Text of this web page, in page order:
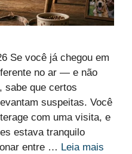
Se você já chegou em
no ar — e não
sabe que certos
suspeitas. Você
com uma visita, e
estava tranquilo
entre … Leia mais